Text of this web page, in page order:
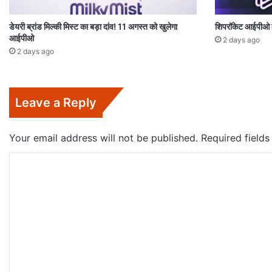
डेयरी ब्रांड मिल्की मिस्ट का बड़ा दांव! 11 अगस्त को खुलेगा
आईपीओ
2 days ago
शिपरॉकेट आईपीओ
2 days ago
Leave a Reply
Your email address will not be published. Required